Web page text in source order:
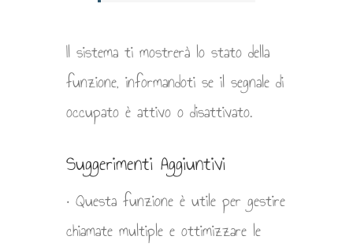
Il sistema ti mostrerà lo stato della
funzione, informandoti se il segnale di
occupato è attivo o disattivato.
Suggerimenti Aggiuntivi
• Questa funzione è utile per gestire
chiamate multiple e ottimizzare le